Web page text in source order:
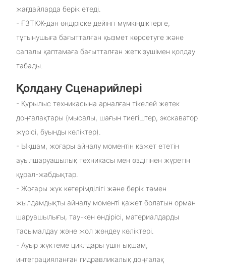
жағдайларда берік етеді.
- ҒЗТКЖ-дан өндіріске дейінгі мүмкіндіктерге,
тұтынушыға бағытталған қызмет көрсетуге және
сапалы қаптамаға бағытталған жеткізушімен қолдау
табады.
Қолдану Сценарийлері
- Құрылыс техникасына арналған тікелей жетек
доңғалақтары (мысалы, шағын тиегіштер, экскаватор
жүрісі, буынды көліктер).
- Ықшам, жоғары айналу моментін қажет ететін
ауылшаруашылық техникасы мен өздігінен жүретін
құрал-жабдықтар.
- Жоғары жүк көтерімділігі және берік төмен
жылдамдықты айналу моменті қажет болатын орман
шаруашылығы, тау-кен өндірісі, материалдарды
тасымалдау және жол жөндеу көліктері.
- Ауыр жүктеме циклдары үшін ықшам,
интеграцияланған гидравликалық доңғалақ